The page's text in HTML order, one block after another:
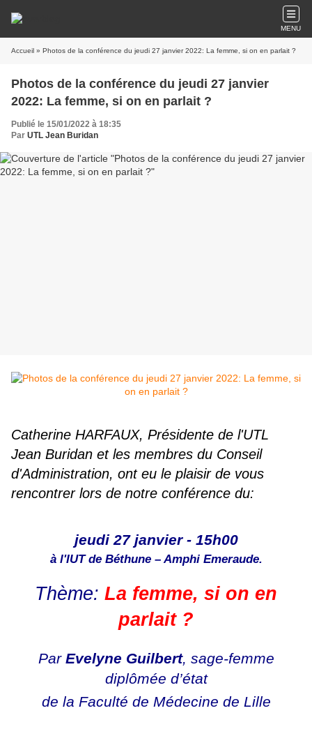
MENU
Accueil » Photos de la conférence du jeudi 27 janvier 2022: La femme, si on en parlait ?
Photos de la conférence du jeudi 27 janvier
2022: La femme, si on en parlait ?
Publié le 15/01/2022 à 18:35
Par UTL Jean Buridan
Catherine HARFAUX, Présidente de l'UTL
Jean Buridan et les membres du Conseil
d'Administration, ont eu le plaisir de vous
rencontrer lors de notre conférence du:
jeudi 27 janvier - 15h00
à l'IUT de Béthune – Amphi Emeraude.
Thème: La femme, si on en
parlait ?
Par Evelyne Guilbert, sage-femme
diplômée d’état
de la Faculté de Médecine de Lille